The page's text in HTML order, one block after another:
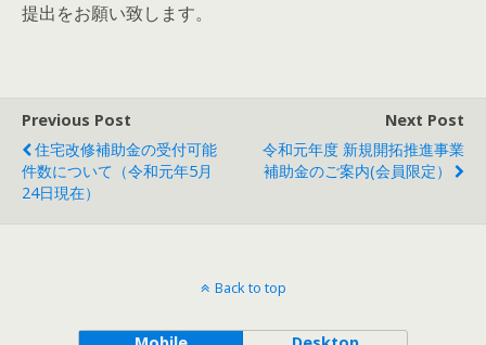
提出をお願い致します。
Previous Post
住宅改修補助金の受付可能
件数について（令和元年5月
24日現在）
Next Post
令和元年度 新規開拓推進事業
補助金のご案内(会員限定）
Back to top